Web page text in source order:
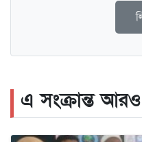
এ সংক্রান্ত